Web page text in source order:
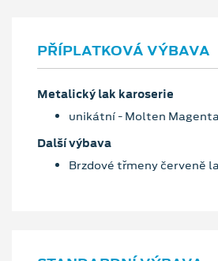
PŘÍPLATKOVÁ VÝBAVA
Metalický lak karoserie
unikátní - Molten Magenta
Další výbava
Brzdové třmeny červeně